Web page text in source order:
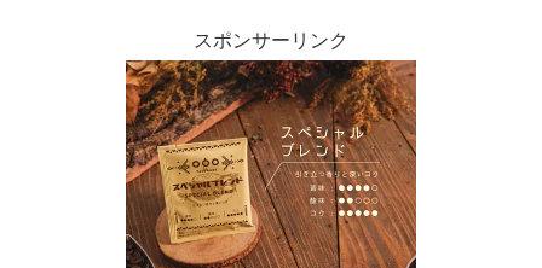
スポンサーリンク